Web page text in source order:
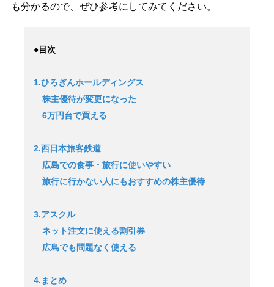
も分かるので、ぜひ参考にしてみてください。
●目次
1.ひろぎんホールディングス
株主優待が変更になった
6万円台で買える
2.西日本旅客鉄道
広島での食事・旅行に使いやすい
旅行に行かない人にもおすすめの株主優待
3.アスクル
ネット注文に使える割引券
広島でも問題なく使える
4.まとめ